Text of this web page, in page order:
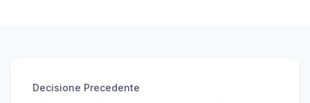
Decisione Precedente